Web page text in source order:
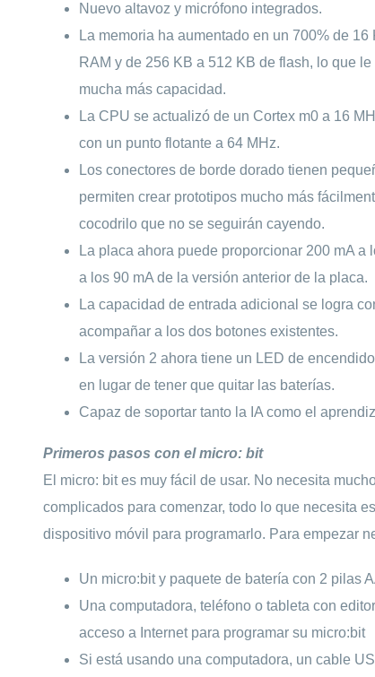
Nuevo altavoz y micrófono integrados.
La memoria ha aumentado en un 700% de 16
RAM y de 256 KB a 512 KB de flash, lo que
mucha más capacidad.
La CPU se actualizó de un Cortex m0 a 16
con un punto flotante a 64 MHz.
Los conectores de borde dorado tienen
permiten crear prototipos mucho más
cocodrilo que no se seguirán cayendo.
La placa ahora puede proporcionar 200 mA a
a los 90 mA de la versión anterior de la placa.
La capacidad de entrada adicional se logra
acompañar a los dos botones existentes.
La versión 2 ahora tiene un LED de
en lugar de tener que quitar las baterías.
Capaz de soportar tanto la IA como el
Primeros pasos con el micro: bit
El micro: bit es muy fácil de usar. No necesita
complicados para comenzar, todo lo que necesita
dispositivo móvil para programarlo. Para empezar
Un micro:bit y paquete de batería con 2 pilas
Una computadora, teléfono o tableta con
acceso a Internet para programar su micro:bit
Si está usando una computadora, un cable